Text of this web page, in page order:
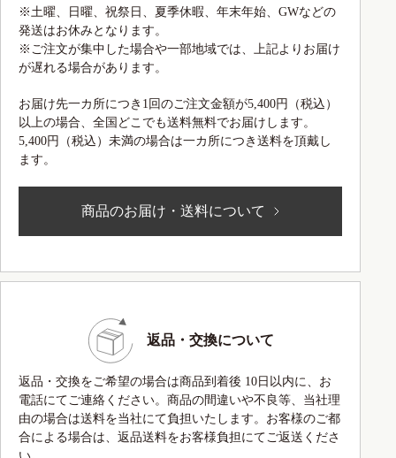
※土曜、日曜、祝祭日、夏季休暇、年末年始、GWなどの
発送はお休みとなります。
※ご注文が集中した場合や一部地域では、上記よりお届け
が遅れる場合があります。
お届け先一カ所につき1回のご注文金額が5,400円（税込）
以上の場合、全国どこでも送料無料でお届けします。
5,400円（税込）未満の場合は一カ所につき送料を頂戴し
ます。
商品のお届け・送料について
返品・交換について
返品・交換をご希望の場合は商品到着後 10日以内に、お
電話にてご連絡ください。商品の間違いや不良等、当社理
由の場合は送料を当社にて負担いたします。お客様のご都
合による場合は、返品送料をお客様負担にてご返送くださ